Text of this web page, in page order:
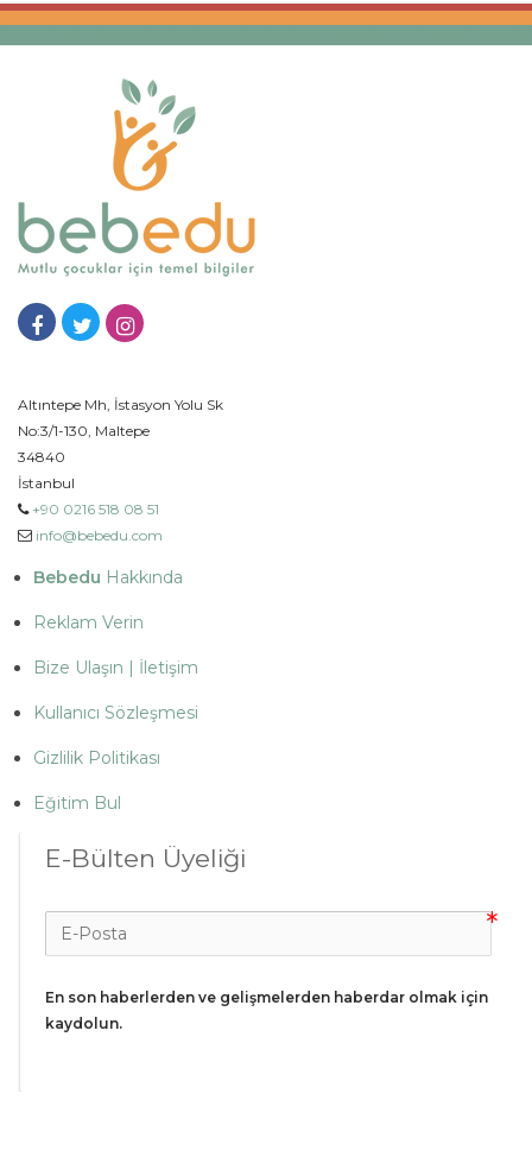
Altıntepe Mh, İstasyon Yolu Sk
No:3/1-130, Maltepe
34840
İstanbul
+90 0216 518 08 51
info@bebedu.com
Bebedu Hakkında
Reklam Verin
Bize Ulaşın | İletişim
Kullanıcı Sözleşmesi
Gizlilik Politikası
Eğitim Bul
E-Bülten Üyeliği
En son haberlerden ve gelişmelerden haberdar olmak için
kaydolun.